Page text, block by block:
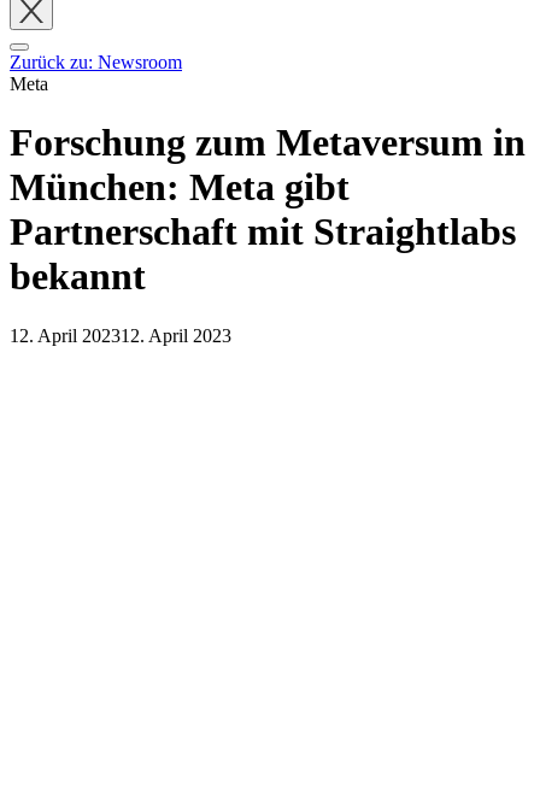
tray
Zurück zu: Newsroom
Meta
Forschung zum Metaversum in
München: Meta gibt
Partnerschaft mit Straightlabs
bekannt
12. April 202312. April 2023